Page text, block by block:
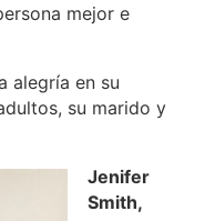
mejor e
alegría en su
su marido y
Jenifer
Smith,